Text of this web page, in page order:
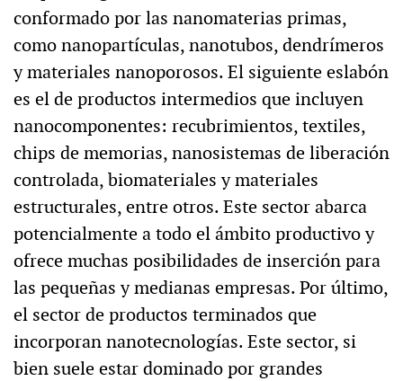
conformado por las nanomaterias primas,
como nanopartículas, nanotubos, dendrímeros
y materiales nanoporosos. El siguiente eslabón
es el de productos intermedios que incluyen
nanocomponentes: recubrimientos, textiles,
chips de memorias, nanosistemas de liberación
controlada, biomateriales y materiales
estructurales, entre otros. Este sector abarca
potencialmente a todo el ámbito productivo y
ofrece muchas posibilidades de inserción para
las pequeñas y medianas empresas. Por último,
el sector de productos terminados que
incorporan nanotecnologías. Este sector, si
bien suele estar dominado por grandes